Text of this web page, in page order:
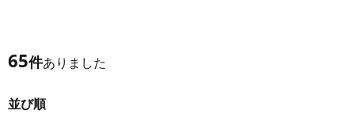
65件ありました
並び順